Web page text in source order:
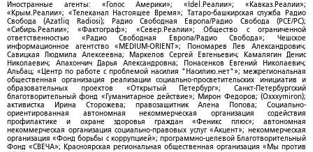
Иностранные агенты: «Голос Америки»; «Idel.Реалии»; «Кавказ.Реалии»;
«Крым.Реалии»; «Телеканал Настоящее Время»; Татаро-башкирская служба Радио
Свобода (Azatliq Radiosi); Радио Свободная Европа/Радио Свобода (PCE/PC);
«Сибирь.Реалии»; «Фактограф»; «Север.Реалии»; Общество с ограниченной
ответственностью «Радио Свободная Европа/Радио Свобода»; Чешское
информационное агентство «MEDIUM-ORIENT»; Пономарев Лев Александрович;
Савицкая Людмила Алексеевна; Маркелов Сергей Евгеньевич; Камалягин Денис
Николаевич; Апахончич Дарья Александровна; Понасенков Евгений Николаевич;
Альбац; «Центр по работе с проблемой насилия "Насилию.нет"»; межрегиональная
общественная организация реализации социально-просветительских инициатив и
образовательных проектов «Открытый Петербург»; Санкт-Петербургский
благотворительный фонд «Гуманитарное действие»; Мирон Федоров; (Oxxxymiron);
активистка Ирина Сторожева; правозащитник Алена Попова; Социально-
ориентированная автономная некоммерческая организация содействия
профилактике и охране здоровья граждан «Феникс плюс»; автономная
некоммерческая организация социально-правовых услуг «Акцент»; некоммерческая
организация «Фонд борьбы с коррупцией»; программно-целевой Благотворительный
Фонд «СВЕЧА»; Красноярская региональная общественная организация «Мы против